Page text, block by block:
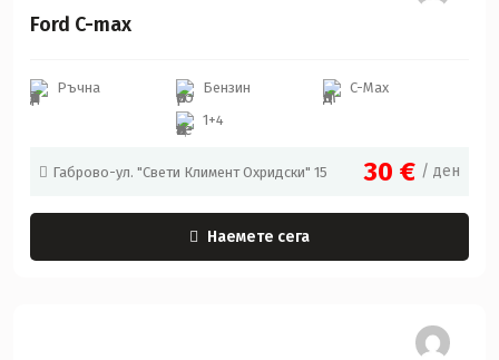
Ford C-max
Ръчна Бензин
C-Max
1+4
Габрово-ул. "Свети Климент Охридски" 15 30 € / ден
Наемете сега